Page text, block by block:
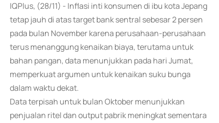
IQPlus, (28/11) - Inflasi inti konsumen di ibu kota Jepang
tetap jauh di atas target bank sentral sebesar 2 persen
pada bulan November karena perusahaan-perusahaan
terus menanggung kenaikan biaya, terutama untuk
bahan pangan, data menunjukkan pada hari Jumat,
memperkuat argumen untuk kenaikan suku bunga
dalam waktu dekat.
Data terpisah untuk bulan Oktober menunjukkan
penjualan ritel dan output pabrik meningkat sementara